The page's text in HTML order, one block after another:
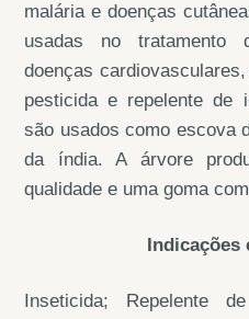
malária e doenças
usadas no tratamento
doenças
pesticida e repelente de
são usados como escova
da índia. A árvore
qualidade e uma goma
Indicações
Inseticida; Repelente